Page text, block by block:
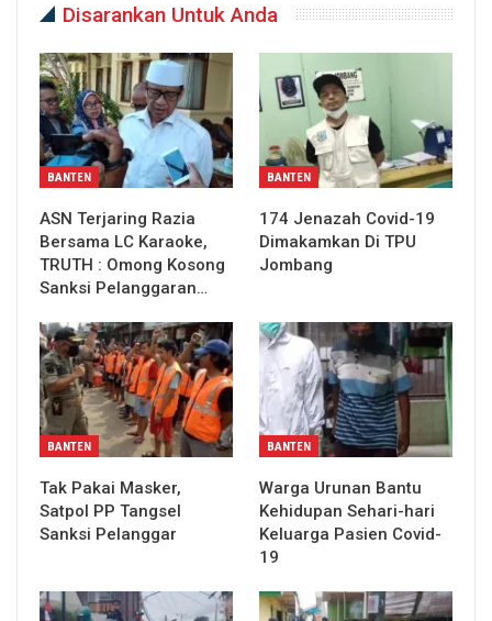
Disarankan Untuk Anda
BANTEN
ASN Terjaring Razia
Bersama LC Karaoke,
TRUTH : Omong Kosong
Sanksi Pelanggaran…
BANTEN
174 Jenazah Covid-19
Dimakamkan Di TPU
Jombang
BANTEN
Tak Pakai Masker,
Satpol PP Tangsel
Sanksi Pelanggar
BANTEN
Warga Urunan Bantu
Kehidupan Sehari-hari
Keluarga Pasien Covid-
19